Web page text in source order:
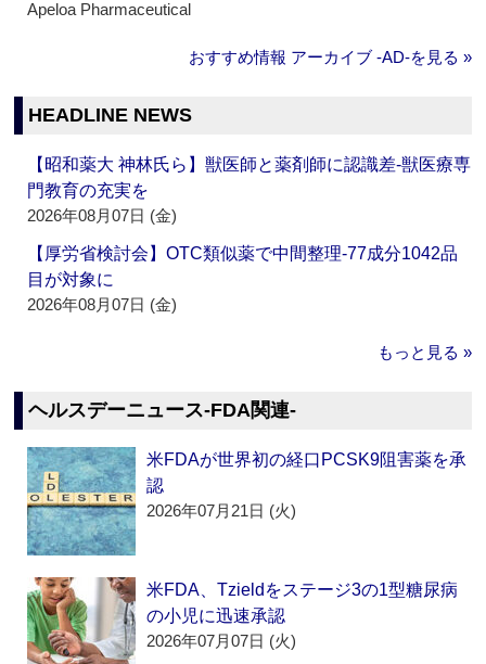
Apeloa Pharmaceutical
おすすめ情報 アーカイブ ‐AD‐を見る »
HEADLINE NEWS
【昭和薬大 神林氏ら】獣医師と薬剤師に認識差‐獣医療専
門教育の充実を
2026年08月07日 (金)
【厚労省検討会】OTC類似薬で中間整理‐77成分1042品
目が対象に
2026年08月07日 (金)
もっと見る »
ヘルスデーニュース‐FDA関連‐
米FDAが世界初の経口PCSK9阻害薬を承
認
2026年07月21日 (火)
米FDA、Tzieldをステージ3の1型糖尿病
の小児に迅速承認
2026年07月07日 (火)